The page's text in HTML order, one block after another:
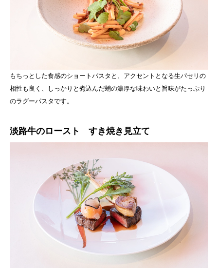
もちっとした食感のショートパスタと、アクセントとなる生パセリの
相性も良く、しっかりと煮込んだ蛸の濃厚な味わいと旨味がたっぷり
のラグーパスタです。
淡路牛のロースト すき焼き見立て